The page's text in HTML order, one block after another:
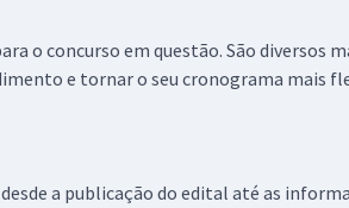
o concurso em questão. São
e tornar o seu cronograma mais
a publicação do edital até as